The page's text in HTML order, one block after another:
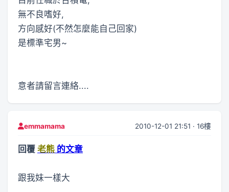
無不良嗜好,
方向感好(不然怎麼能自己回家)
是標準宅男~
意者請留言連絡....
emmamama 2010-12-01 21:51 · 16樓
回覆 老熊 的文章
跟我妹一樣大